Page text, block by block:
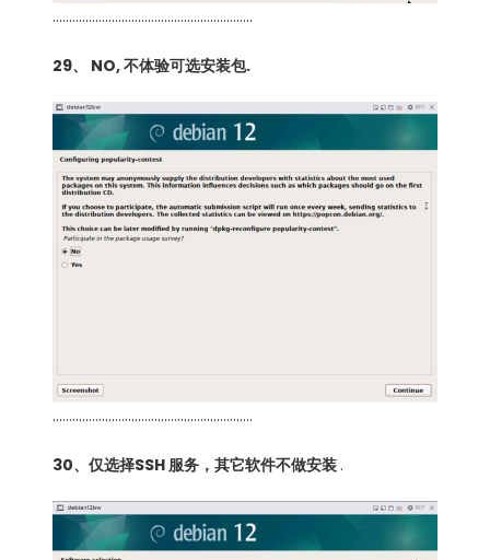
…………………………………………………….
29、 NO, 不体验可选安装包.
…………………………………………………….
30、仅选择SSH 服务，其它软件不做安装 .